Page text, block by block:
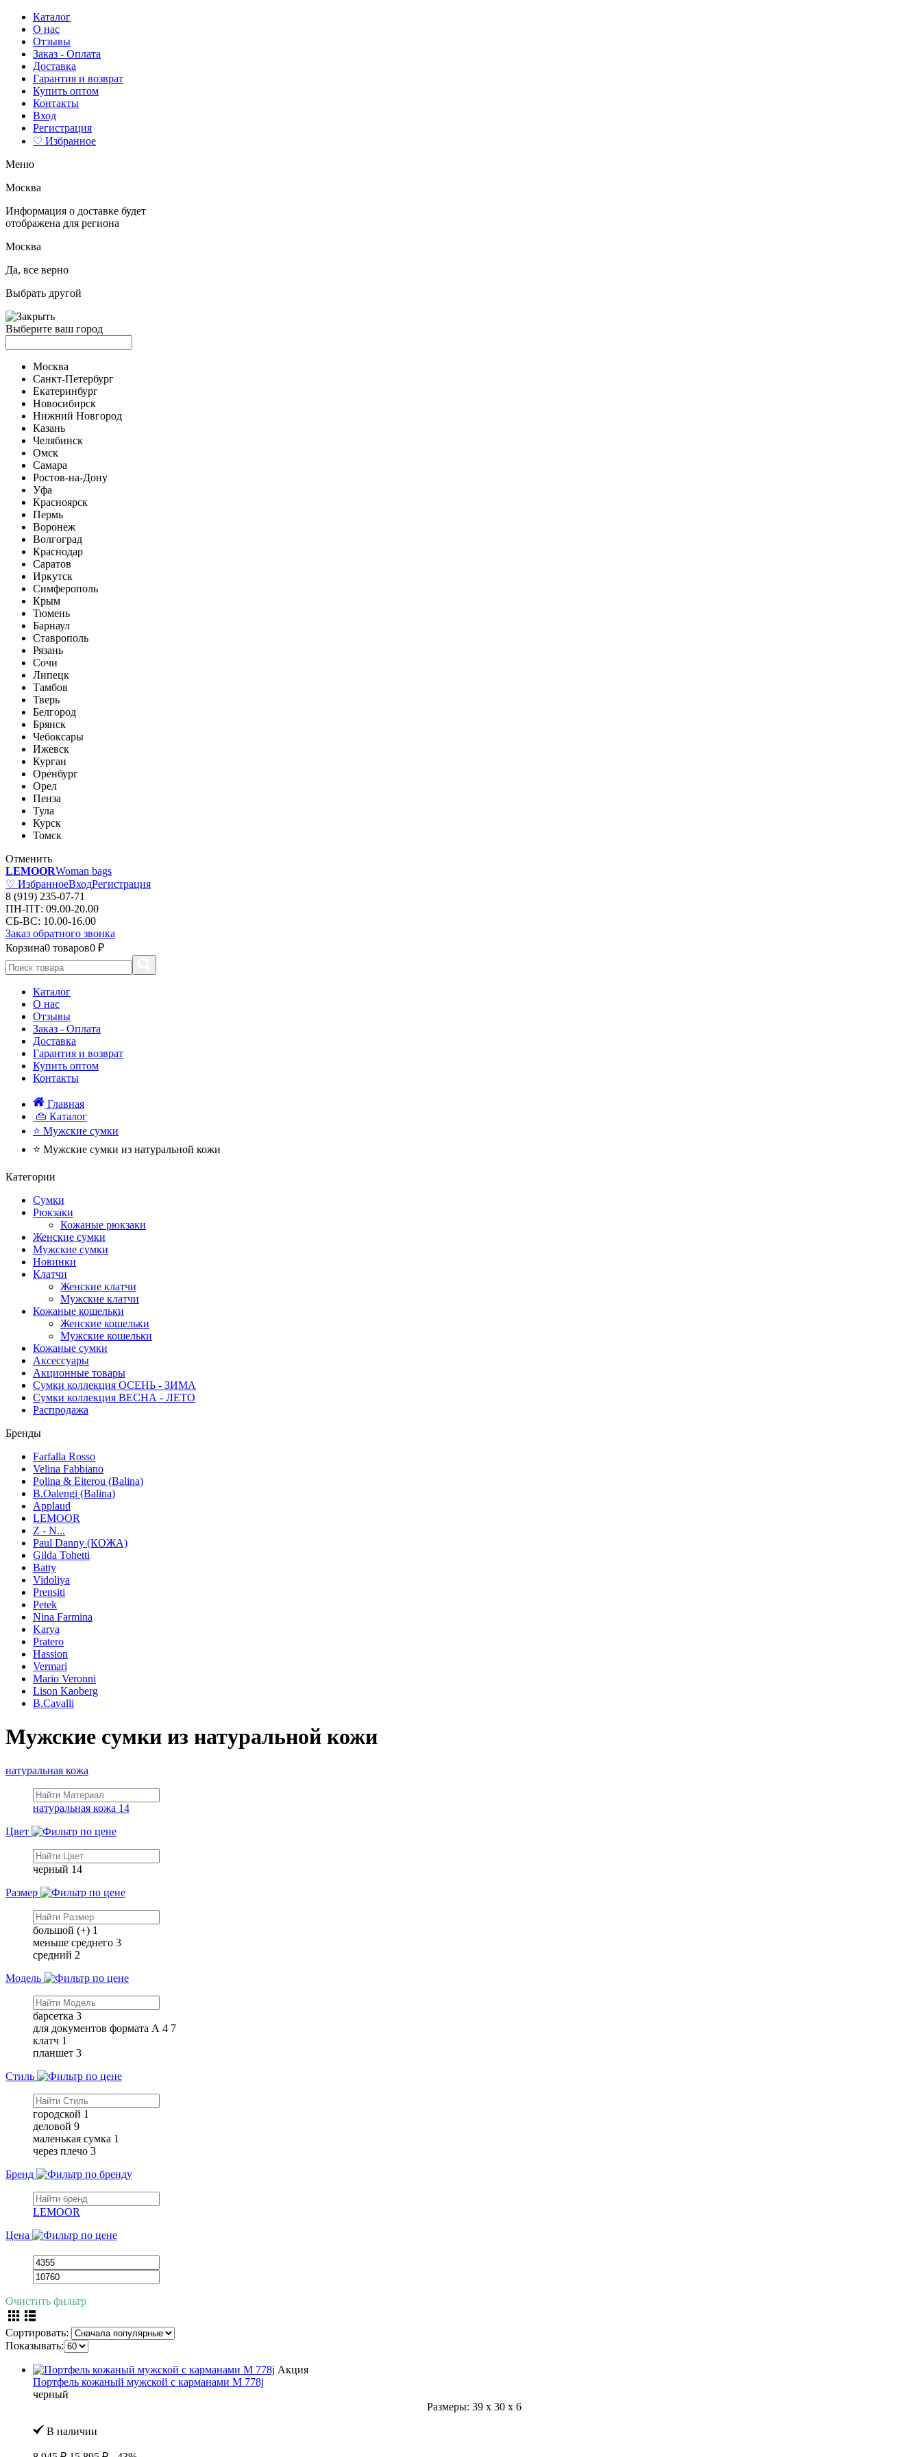
Каталог
О нас
Отзывы
Заказ - Оплата
Доставка
Гарантия и возврат
Купить оптом
Контакты
Вход
Регистрация
♡ Избранное
Меню
Москва
Информация о доставке будет
отображена для региона
Москва
Да, все верно
Выбрать другой
Выберите ваш город
Москва
Санкт-Петербург
Екатеринбург
Новосибирск
Нижний Новгород
Казань
Челябинск
Омск
Самара
Ростов-на-Дону
Уфа
Красноярск
Пермь
Воронеж
Волгоград
Краснодар
Саратов
Иркутск
Симферополь
Крым
Тюмень
Барнаул
Ставрополь
Рязань
Сочи
Липецк
Тамбов
Тверь
Белгород
Брянск
Чебоксары
Ижевск
Курган
Оренбург
Орел
Пенза
Тула
Курск
Томск
Отменить
LEMOORWoman bags
♡ ИзбранноеВходРегистрация
8 (919) 235-07-71
ПН-ПТ: 09.00-20.00
СБ-ВС: 10.00-16.00
Заказ обратного звонка
Корзина0 товаров0 ₽
Каталог
О нас
Отзывы
Заказ - Оплата
Доставка
Гарантия и возврат
Купить оптом
Контакты
Главная
👜 Каталог
⭐ Мужские сумки
⭐ Мужские сумки из натуральной кожи
Категории
Сумки
Рюкзаки
Кожаные рюкзаки
Женские сумки
Мужские сумки
Новинки
Клатчи
Женские клатчи
Мужские клатчи
Кожаные кошельки
Женские кошельки
Мужские кошельки
Кожаные сумки
Аксессуары
Акционные товары
Сумки коллекция ОСЕНЬ - ЗИМА
Сумки коллекция ВЕСНА - ЛЕТО
Распродажа
Бренды
Farfalla Rosso
Velina Fabbiano
Polina & Eiterou (Balina)
B.Oalengi (Balina)
Applaud
LEMOOR
Z - N...
Paul Danny (КОЖА)
Gilda Tohetti
Batty
Vidoliya
Prensiti
Petek
Nina Farmina
Karya
Pratero
Hassion
Vermari
Mario Veronni
Lison Kaoberg
B.Cavalli
Мужские сумки из натуральной кожи
натуральная кожа
натуральная кожа 14
Цвет
черный 14
Размер
большой (+) 1
меньше среднего 3
средний 2
Модель
барсетка 3
для документов формата А 4 7
клатч 1
планшет 3
Стиль
городской 1
деловой 9
маленькая сумка 1
через плечо 3
Бренд
LEMOOR
Цена
Очистить фильтр
Сортировать:
Показывать:
Акция
Портфель кожаный мужской с карманами M 778j
черный
Размеры: 39 x 30 x 6
В наличии